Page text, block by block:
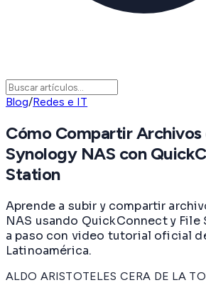
Blog/Redes e IT
Cómo Compartir
Synology NAS con
Station
Aprende a subir y compartir
NAS usando QuickConnect y File
a paso con video tutorial oficial
Latinoamérica.
ALDO ARISTOTELES CERA DE LA